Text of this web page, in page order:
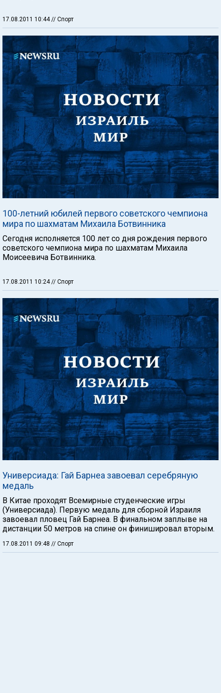
17.08.2011 10:44// Спорт
100-летний юбилей первого советского чемпиона
мира по шахматам Михаила Ботвинника
Сегодня исполняется 100 лет со дня рождения первого
советского чемпиона мира по шахматам Михаила
Моисеевича Ботвинника.
17.08.2011 10:24 // Спорт
Универсиада: Гай Барнеа завоевал серебряную
медаль
В Китае проходят Всемирные студенческие игры
(Универсиада). Первую медаль для сборной Израиля
завоевал пловец Гай Барнеа. В финальном заплыве на
дистанции 50 метров на спине он финишировал вторым.
17.08.2011 09:48 // Спорт